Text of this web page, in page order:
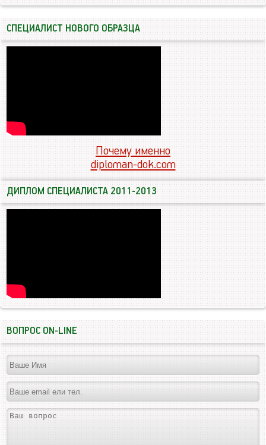
СПЕЦИАЛИСТ НОВОГО ОБРАЗЦА
Почему именно
diploman-dok.com
ДИПЛОМ СПЕЦИАЛИСТА 2011-2013
ВОПРОС ON-LINE